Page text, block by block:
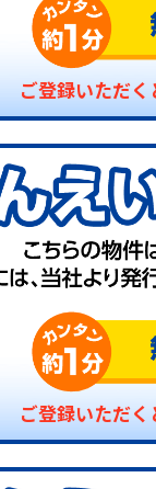
ご登録いただく
ご登録いただく